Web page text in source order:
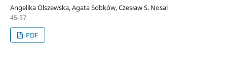
Angelika Olszewska, Agata Sobków, Czesław S. Nosal
45-57
PDF